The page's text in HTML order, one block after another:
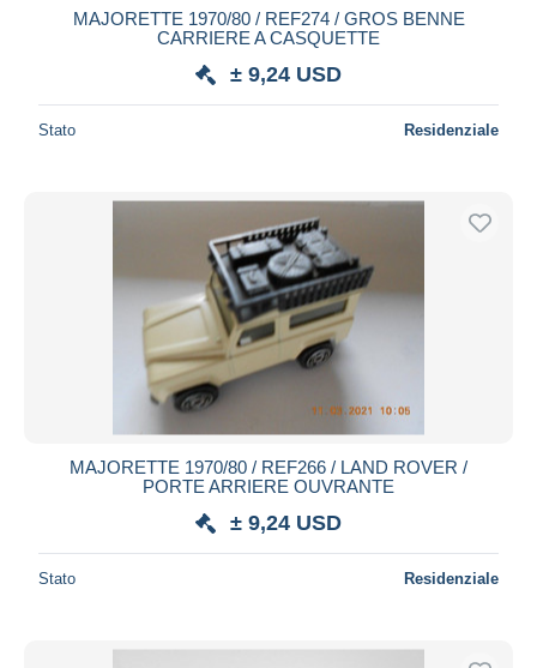
MAJORETTE 1970/80 / REF274 / GROS BENNE
CARRIERE A CASQUETTE
± 9,24 USD
Stato Residenziale
MAJORETTE 1970/80 / REF266 / LAND ROVER /
PORTE ARRIERE OUVRANTE
± 9,24 USD
Stato Residenziale